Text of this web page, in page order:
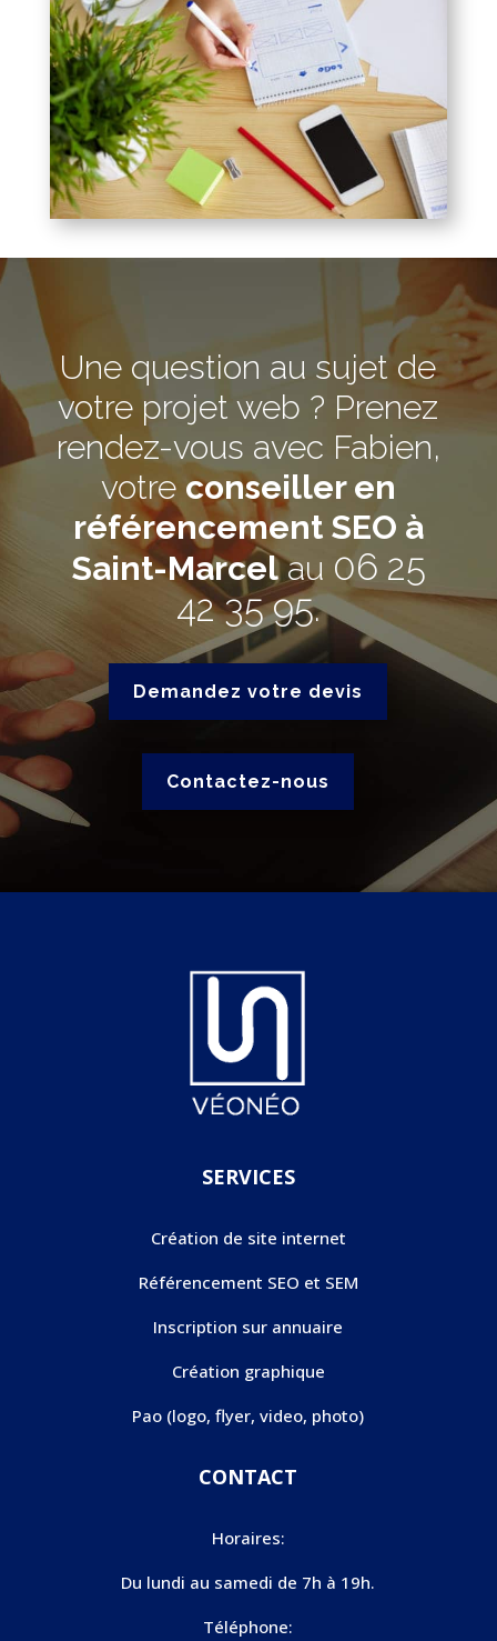
Une question au sujet de
votre projet web ? Prenez
rendez-vous avec Fabien,
votre conseiller en
référencement SEO à
Saint-Marcelau 06 25
42 35 95.
Demandez votre devis
Contactez-nous
SERVICES
Création de site internet
Référencement SEO et SEM
Inscription sur annuaire
Création graphique
Pao (logo, flyer, video, photo)
CONTACT
Horaires:
Du lundi au samedi de 7h à 19h.
Téléphone: